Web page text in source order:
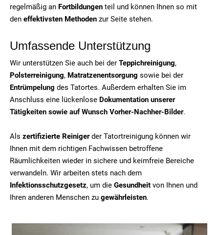
regelmäßig an Fortbildungen teil und können Ihnen so mit
den effektivsten Methoden zur Seite stehen.
Umfassende Unterstützung
Wir unterstützen Sie auch bei der Teppichreinigung,
Polsterreinigung, Matratzenentsorgung sowie bei der
Entrümpelung des Tatortes. Außerdem erhalten Sie im
Anschluss eine lückenlose Dokumentation unserer
Tätigkeiten sowie auf Wunsch Vorher-Nachher-Bilder.
Als zertifizierte Reinigerder Tatortreinigung können wir
Ihnen mit dem richtigen Fachwissen betroffene
Räumlichkeiten wieder in sichere und keimfreie Bereiche
verwandeln. Wir arbeiten stets nach dem
Infektionsschutzgesetz, um die Gesundheit von Ihnen und
Ihren anderen Menschen zu gewährleisten.